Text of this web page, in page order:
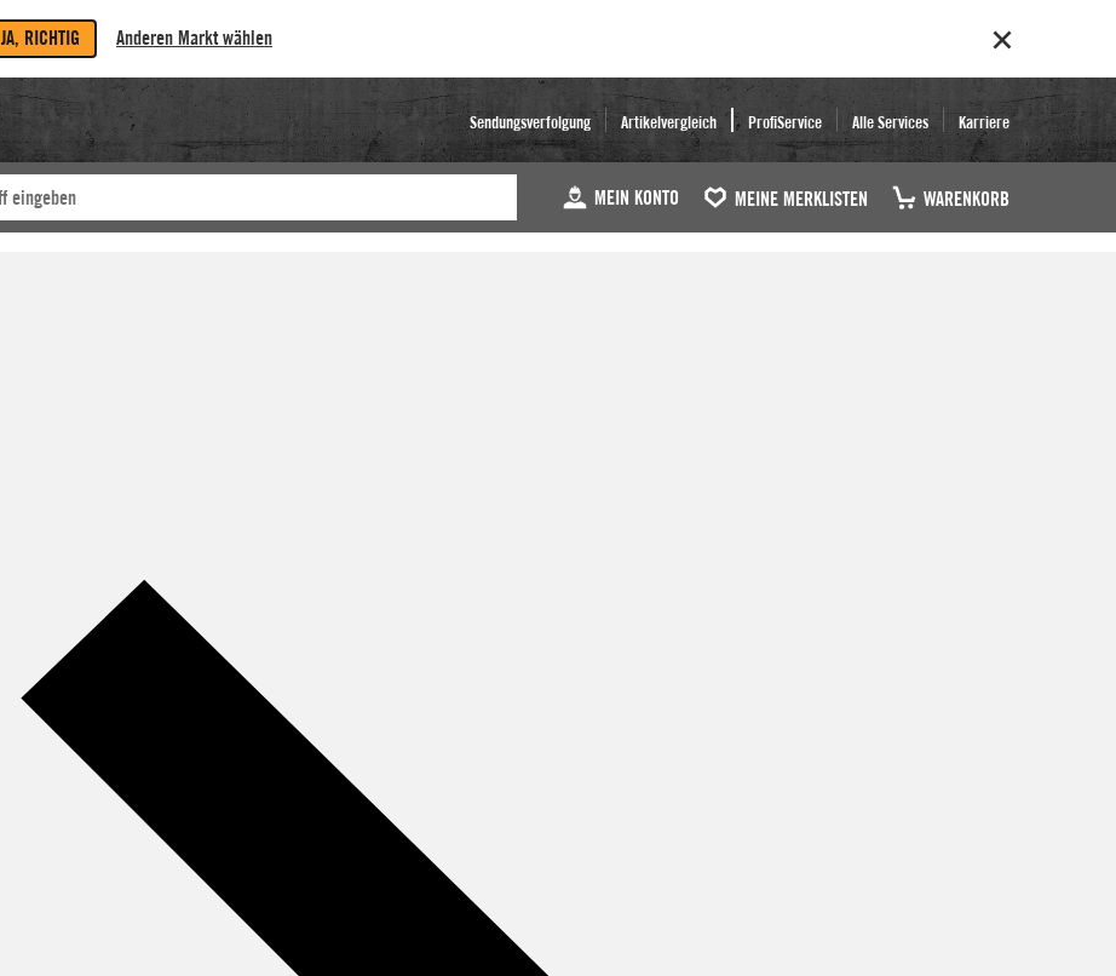
JA, RICHTIG Anderen Markt wählen
Sendungsverfolgung Artikelvergleich ProfiService Alle Services Karriere
MEIN KONTO MEINE MERKLISTEN WARENKORB